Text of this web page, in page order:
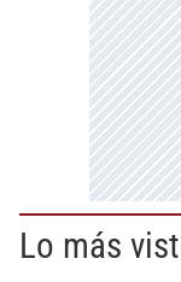
Lo más